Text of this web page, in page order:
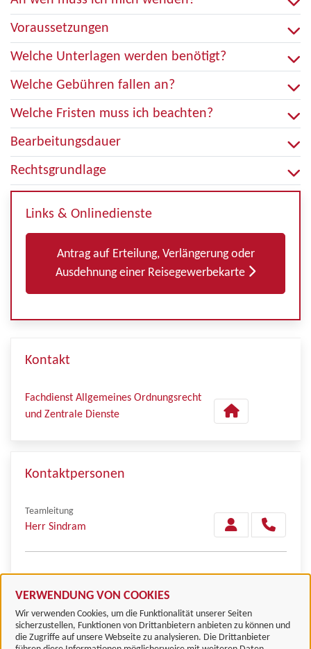
VERWENDUNG VON COOKIES
Wir verwenden Cookies, um die Funktionalität unserer Seiten
sicherzustellen, Funktionen von Drittanbietern anbieten zu können und
die Zugriffe auf unsere Webseite zu analysieren. Die Drittanbieter
Voraussetzungen
Welche Unterlagen werden benötigt?
Welche Gebühren fallen an?
Welche Fristen muss ich beachten?
Bearbeitungsdauer
Rechtsgrundlage
Links & Onlinedienste
Antrag auf Erteilung, Verlängerung oder
Ausdehnung einer Reisegewerbekarte
Kontakt
Fachdienst Allgemeines Ordnungsrecht
und Zentrale Dienste
Kontaktpersonen
Teamleitung
Herr Sindram